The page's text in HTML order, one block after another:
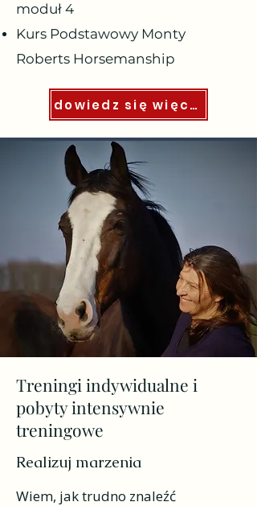
moduł 4
Kurs Podstawowy Monty
Roberts Horsemanship
dowiedz się więcej
Treningi indywidualne i
pobyty intensywnie
treningowe
Realizuj marzenia
Wiem, jak trudno znaleźć